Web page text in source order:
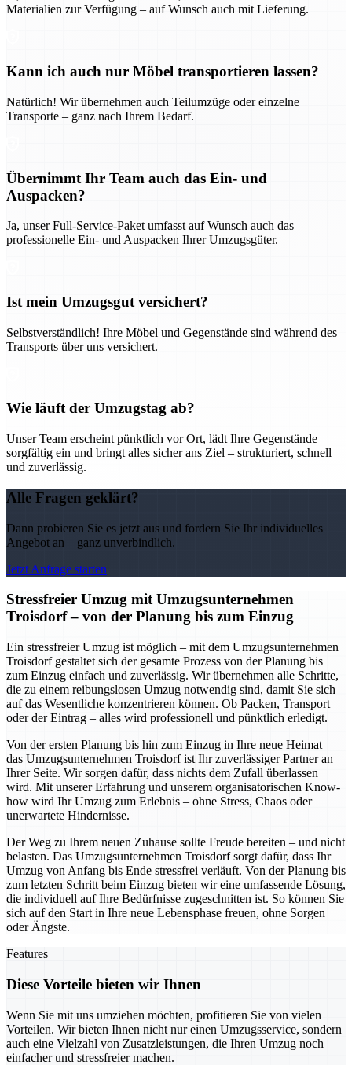
Materialien zur Verfügung – auf Wunsch auch mit Lieferung.
Kann ich auch nur Möbel transportieren lassen?
Natürlich! Wir übernehmen auch Teilumzüge oder einzelne
Transporte – ganz nach Ihrem Bedarf.
Übernimmt Ihr Team auch das Ein- und
Auspacken?
Ja, unser Full-Service-Paket umfasst auf Wunsch auch das
professionelle Ein- und Auspacken Ihrer Umzugsgüter.
Ist mein Umzugsgut versichert?
Selbstverständlich! Ihre Möbel und Gegenstände sind während des
Transports über uns versichert.
Wie läuft der Umzugstag ab?
Unser Team erscheint pünktlich vor Ort, lädt Ihre Gegenstände
sorgfältig ein und bringt alles sicher ans Ziel – strukturiert, schnell
und zuverlässig.
Alle Fragen geklärt?
Dann probieren Sie es jetzt aus und fordern Sie Ihr individuelles
Angebot an – ganz unverbindlich.
Jetzt Anfrage starten
Stressfreier Umzug mit Umzugsunternehmen
Troisdorf – von der Planung bis zum Einzug
Ein stressfreier Umzug ist möglich – mit dem Umzugsunternehmen
Troisdorf gestaltet sich der gesamte Prozess von der Planung bis
zum Einzug einfach und zuverlässig. Wir übernehmen alle Schritte,
die zu einem reibungslosen Umzug notwendig sind, damit Sie sich
auf das Wesentliche konzentrieren können. Ob Packen, Transport
oder der Eintrag – alles wird professionell und pünktlich erledigt.
Von der ersten Planung bis hin zum Einzug in Ihre neue Heimat –
das Umzugsunternehmen Troisdorf ist Ihr zuverlässiger Partner an
Ihrer Seite. Wir sorgen dafür, dass nichts dem Zufall überlassen
wird. Mit unserer Erfahrung und unserem organisatorischen Know-
how wird Ihr Umzug zum Erlebnis – ohne Stress, Chaos oder
unerwartete Hindernisse.
Der Weg zu Ihrem neuen Zuhause sollte Freude bereiten – und nicht
belasten. Das Umzugsunternehmen Troisdorf sorgt dafür, dass Ihr
Umzug von Anfang bis Ende stressfrei verläuft. Von der Planung bis
zum letzten Schritt beim Einzug bieten wir eine umfassende Lösung,
die individuell auf Ihre Bedürfnisse zugeschnitten ist. So können Sie
sich auf den Start in Ihre neue Lebensphase freuen, ohne Sorgen
oder Ängste.
Features
Diese Vorteile bieten wir Ihnen
Wenn Sie mit uns umziehen möchten, profitieren Sie von vielen
Vorteilen. Wir bieten Ihnen nicht nur einen Umzugsservice, sondern
auch eine Vielzahl von Zusatzleistungen, die Ihren Umzug noch
einfacher und stressfreier machen.